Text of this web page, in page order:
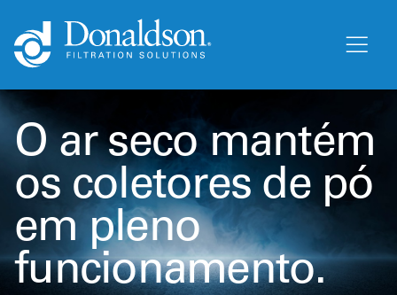
O ar seco mantém
os coletores de pó
em pleno
funcionamento.